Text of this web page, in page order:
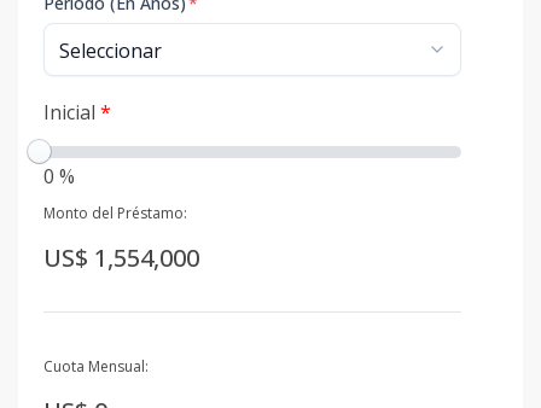
Inicial *
0 %
Monto del Préstamo:
US$ 1,554,000
Cuota Mensual: